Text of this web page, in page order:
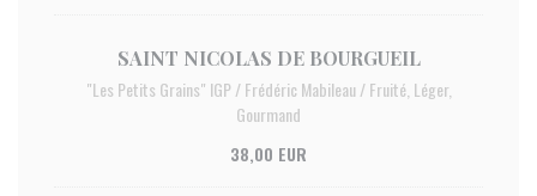
SAINT NICOLAS DE BOURGUEIL
"Les Petits Grains" IGP / Frédéric Mabileau / Fruité, Léger,
Gourmand
38,00 EUR